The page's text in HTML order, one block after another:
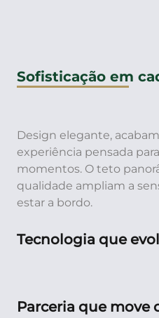
Sofisticação em
Design elegante,
experiência pensada
momentos. O teto
qualidade ampliam a
estar a bordo.
Tecnologia que
Parceria que move